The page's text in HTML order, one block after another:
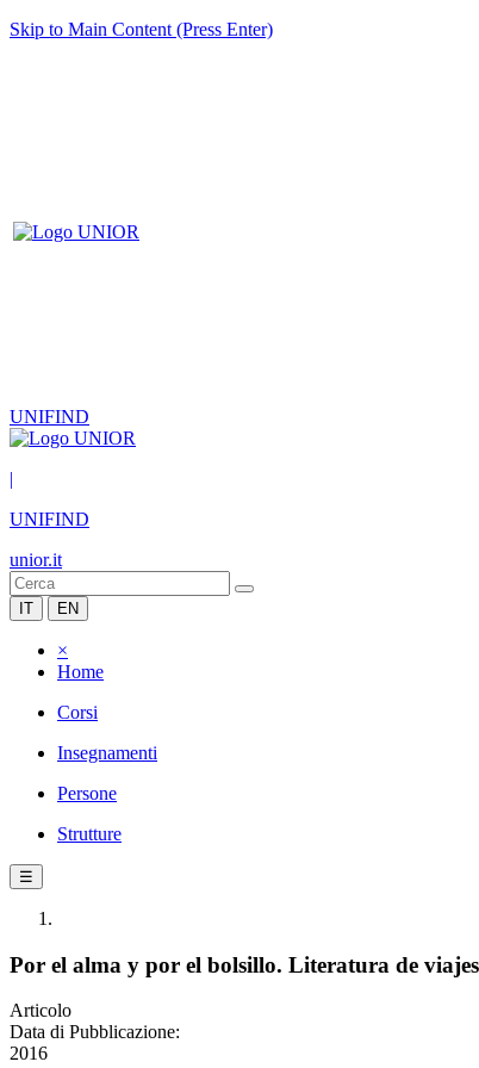
Skip to Main Content (Press Enter)
UNIFIND
|
UNIFIND
unior.it
IT EN
×
Home
Corsi
Insegnamenti
Persone
Strutture
☰
Por el alma y por el bolsillo. Literatura de
Articolo
Data di Pubblicazione:
2016